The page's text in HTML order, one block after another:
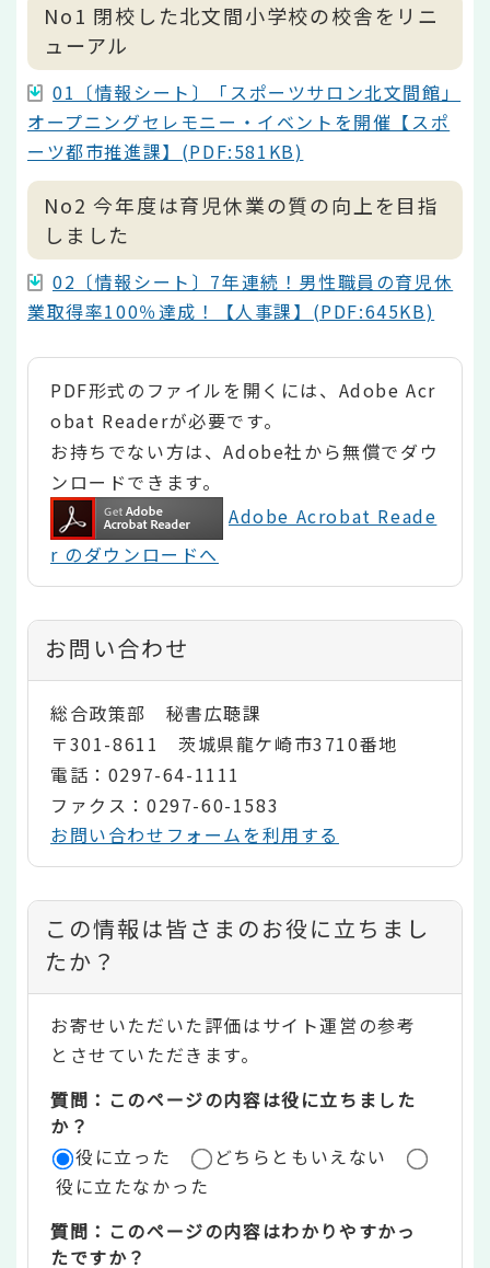
No1 閉校した北文間小学校の校舎をリニ
ューアル
01〔情報シート〕「スポーツサロン北文間館」
オープニングセレモニー・イベントを開催【スポ
ーツ都市推進課】(PDF:581KB)
No2 今年度は育児休業の質の向上を目指
しました
02〔情報シート〕7年連続！男性職員の育児休
業取得率100％達成！【人事課】(PDF:645KB)
PDF形式のファイルを開くには、Adobe Acr
obat Readerが必要です。
お持ちでない方は、Adobe社から無償でダウ
ンロードできます。
Adobe Acrobat Reade
r のダウンロードへ
お問い合わせ
総合政策部 秘書広聴課
〒301-8611 茨城県龍ケ崎市3710番地
電話：0297-64-1111
ファクス：0297-60-1583
お問い合わせフォームを利用する
コ
ン
テ
ン
ツ
評
価
リ
この情報は皆さまのお役に立ちまし
たか？
お寄せいただいた評価はサイト運営の参考
とさせていただきます。
質問：このページの内容は役に立ちました
か？
役に立った
どちらともいえない
役に立たなかった
質問：このページの内容はわかりやすかっ
たですか？